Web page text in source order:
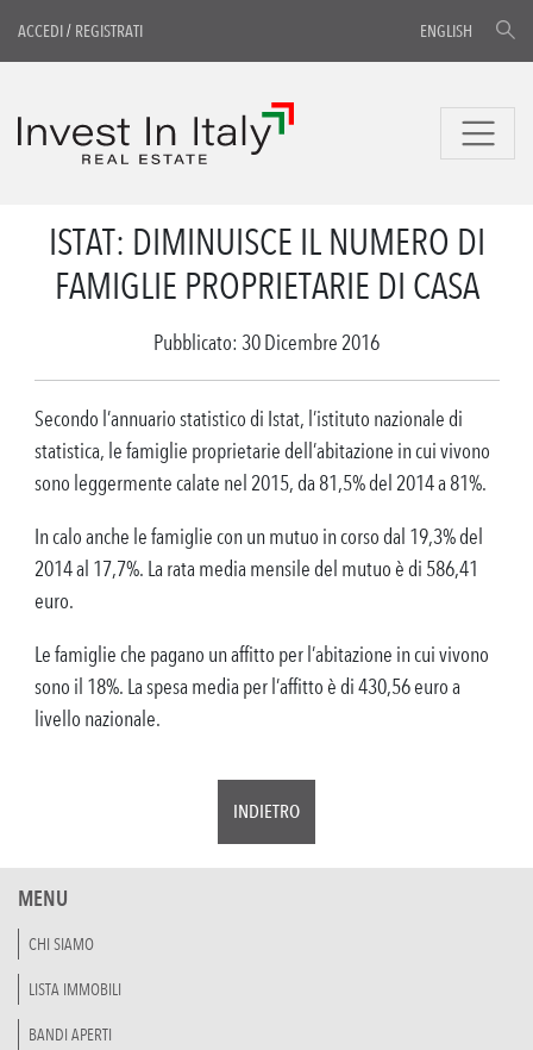
ACCEDI/ REGISTRATI ENGLISH
ISTAT: DIMINUISCE IL NUMERO DI
FAMIGLIE PROPRIETARIE DI CASA
Pubblicato: 30 Dicembre 2016
Secondo l’annuario statistico di Istat, l’istituto nazionale di
statistica, le famiglie proprietarie dell’abitazione in cui vivono
sono leggermente calate nel 2015, da 81,5% del 2014 a 81%.
In calo anche le famiglie con un mutuo in corso dal 19,3% del
2014 al 17,7%. La rata media mensile del mutuo è di 586,41
euro.
Le famiglie che pagano un affitto per l’abitazione in cui vivono
sono il 18%. La spesa media per l’affitto è di 430,56 euro a
livello nazionale.
INDIETRO
MENU
CHI SIAMO
LISTA IMMOBILI
BANDI APERTI